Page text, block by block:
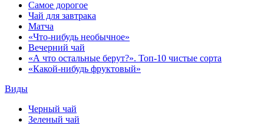
Самое дорогое
Чай для завтрака
Матча
«Что-нибудь необычное»
Вечерний чай
«А что остальные берут?». Топ-10 чистые сорта
«Какой-нибудь фруктовый»
Виды
Черный чай
Зеленый чай